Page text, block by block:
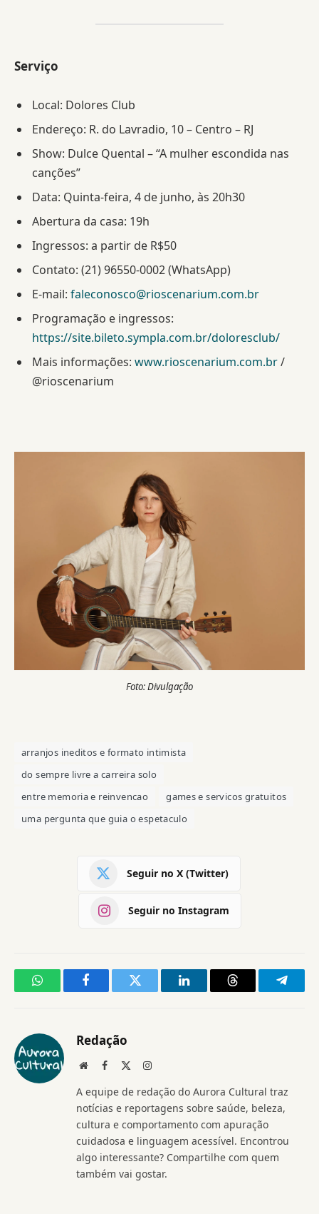
Serviço
Local: Dolores Club
Endereço: R. do Lavradio, 10 – Centro – RJ
Show: Dulce Quental – “A mulher escondida nas
canções”
Data: Quinta-feira, 4 de junho, às 20h30
Abertura da casa: 19h
Ingressos: a partir de R$50
Contato: (21) 96550-0002 (WhatsApp)
E-mail: faleconosco@rioscenarium.com.br
Programação e ingressos:
https://site.bileto.sympla.com.br/doloresclub/
Mais informações: www.rioscenarium.com.br/
@rioscenarium
Foto: Divulgação
arranjos ineditos e formato intimista
do sempre livre a carreira solo
entre memoria e reinvencao
games e servicos gratuitos
uma pergunta que guia o espetaculo
Seguir no X (Twitter)
Seguir no Instagram
WhatsAppFacebookTwitter LinkedInThreads
Redação
WebsiteFacebook Instagram
A equipe de redação do Aurora Cultural traz
notícias e reportagens sobre saúde, beleza,
cultura e comportamento com apuração
cuidadosa e linguagem acessível. Encontrou
algo interessante? Compartilhe com quem
também vai gostar.